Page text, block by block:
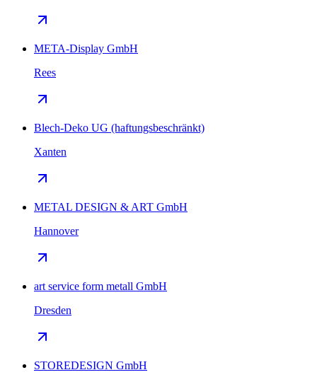
META-Display GmbH
Rees
Blech-Deko UG (haftungsbeschränkt)
Xanten
METAL DESIGN & ART GmbH
Hannover
art service form metall GmbH
Dresden
STOREDESIGN GmbH